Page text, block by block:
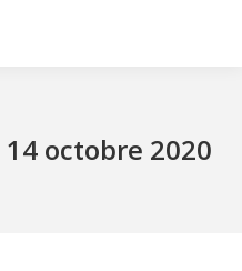
14 octobre 2020